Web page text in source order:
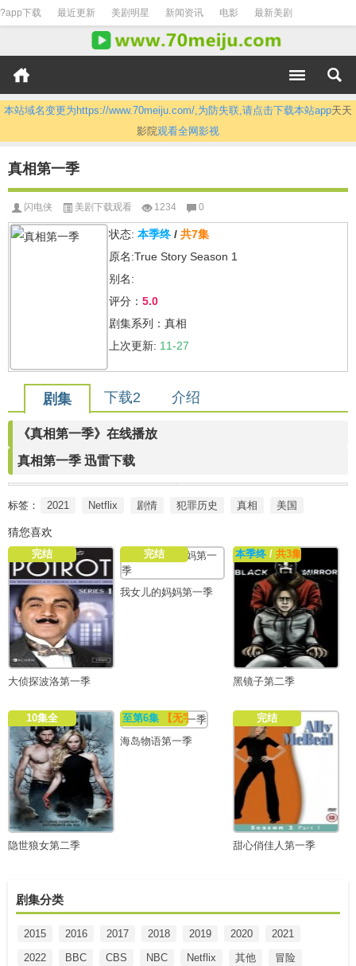
?app下载 最近更新 美剧明星 新闻资讯 电影 最新美剧
本站域名变更为https://www.70meiju.com/,为防失联,请点击下载本站app天天
影院观看全网影视
真相第一季
闪电侠 美剧下载观看 1234 0
状态: 本季终/ 共7集
原名:True Story Season 1
别名:
评分： 5.0
剧集系列：真相
上次更新: 11-27
剧集 下载2 介绍
《真相第一季》在线播放
真相第一季 迅雷下载
标签： 2021 Netflix 剧情 犯罪历史 真相 美国
猜您喜欢
完结
大侦探波洛第一季
完结
我女儿的妈妈第一季
本季终/ 共3集
黑镜子第二季
10集全
隐世狼女第二季
至第6集 【无字幕】
海岛物语第一季
完结
甜心俏佳人第一季
剧集分类
2015 2016 2017 2018 2019 2020
2021
2022
BBC CBS NBC Netflix 其他
冒险